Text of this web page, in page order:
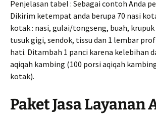
Penjelasan tabel : Sebagai contoh Anda
Dikirim ketempat anda berupa 70 nasi
kotak : nasi, gulai/tongseng, buah, krupuk
tusuk gigi, sendok, tissu dan 1 lembar
hati. Ditambah 1 panci karena kelebihan
aqiqah kambing (100 porsi aqiqah
kotak).
Paket Jasa Layanan